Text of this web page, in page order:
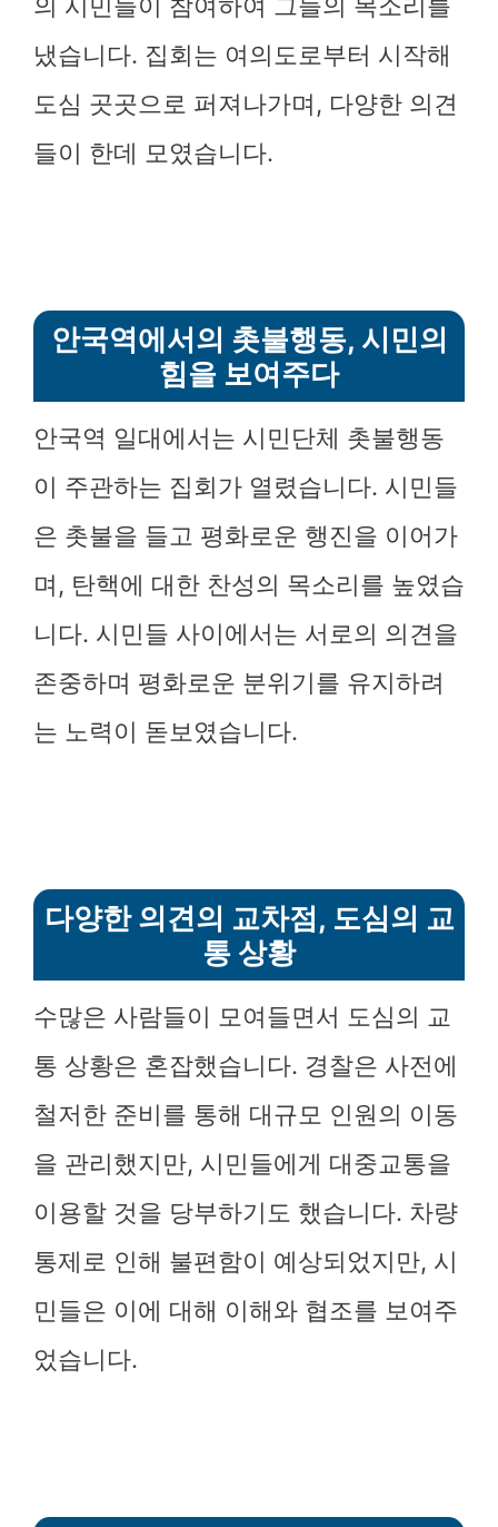
냈습니다. 집회는 여의도로부터 시작해
도심 곳곳으로 퍼져나가며, 다양한 의견
들이 한데 모였습니다.
안국역에서의 촛불행동, 시민의
힘을 보여주다
안국역 일대에서는 시민단체 촛불행동
이 주관하는 집회가 열렸습니다. 시민들
은 촛불을 들고 평화로운 행진을 이어가
며, 탄핵에 대한 찬성의 목소리를 높였습
니다. 시민들 사이에서는 서로의 의견을
존중하며 평화로운 분위기를 유지하려
는 노력이 돋보였습니다.
다양한 의견의 교차점, 도심의 교
통 상황
수많은 사람들이 모여들면서 도심의 교
통 상황은 혼잡했습니다. 경찰은 사전에
철저한 준비를 통해 대규모 인원의 이동
을 관리했지만, 시민들에게 대중교통을
이용할 것을 당부하기도 했습니다. 차량
통제로 인해 불편함이 예상되었지만, 시
민들은 이에 대해 이해와 협조를 보여주
었습니다.